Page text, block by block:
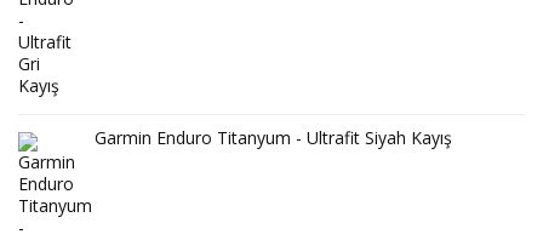
Garmin Enduro Titanyum - Ultrafit Siyah Kayış